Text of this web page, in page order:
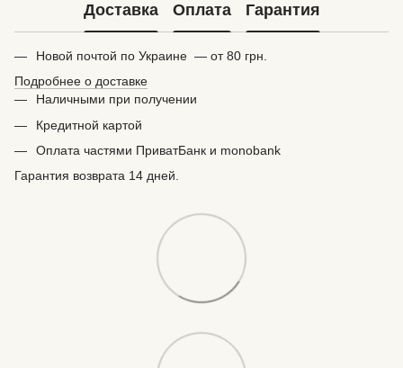
Доставка Оплата Гарантия
Новой почтой по Украине — от 80 грн.
Подробнее о доставке
Наличными при получении
Кредитной картой
Оплата частями ПриватБанк и monobank
Гарантия возврата 14 дней.